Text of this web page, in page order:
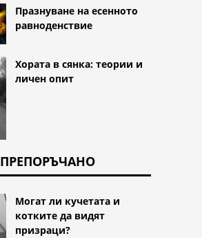
Празнуване на есенното
равноденствие
Хората в сянка: теории и
личен опит
ПРЕПОРЪЧАНО
Могат ли кучетата и
котките да видят
призраци?